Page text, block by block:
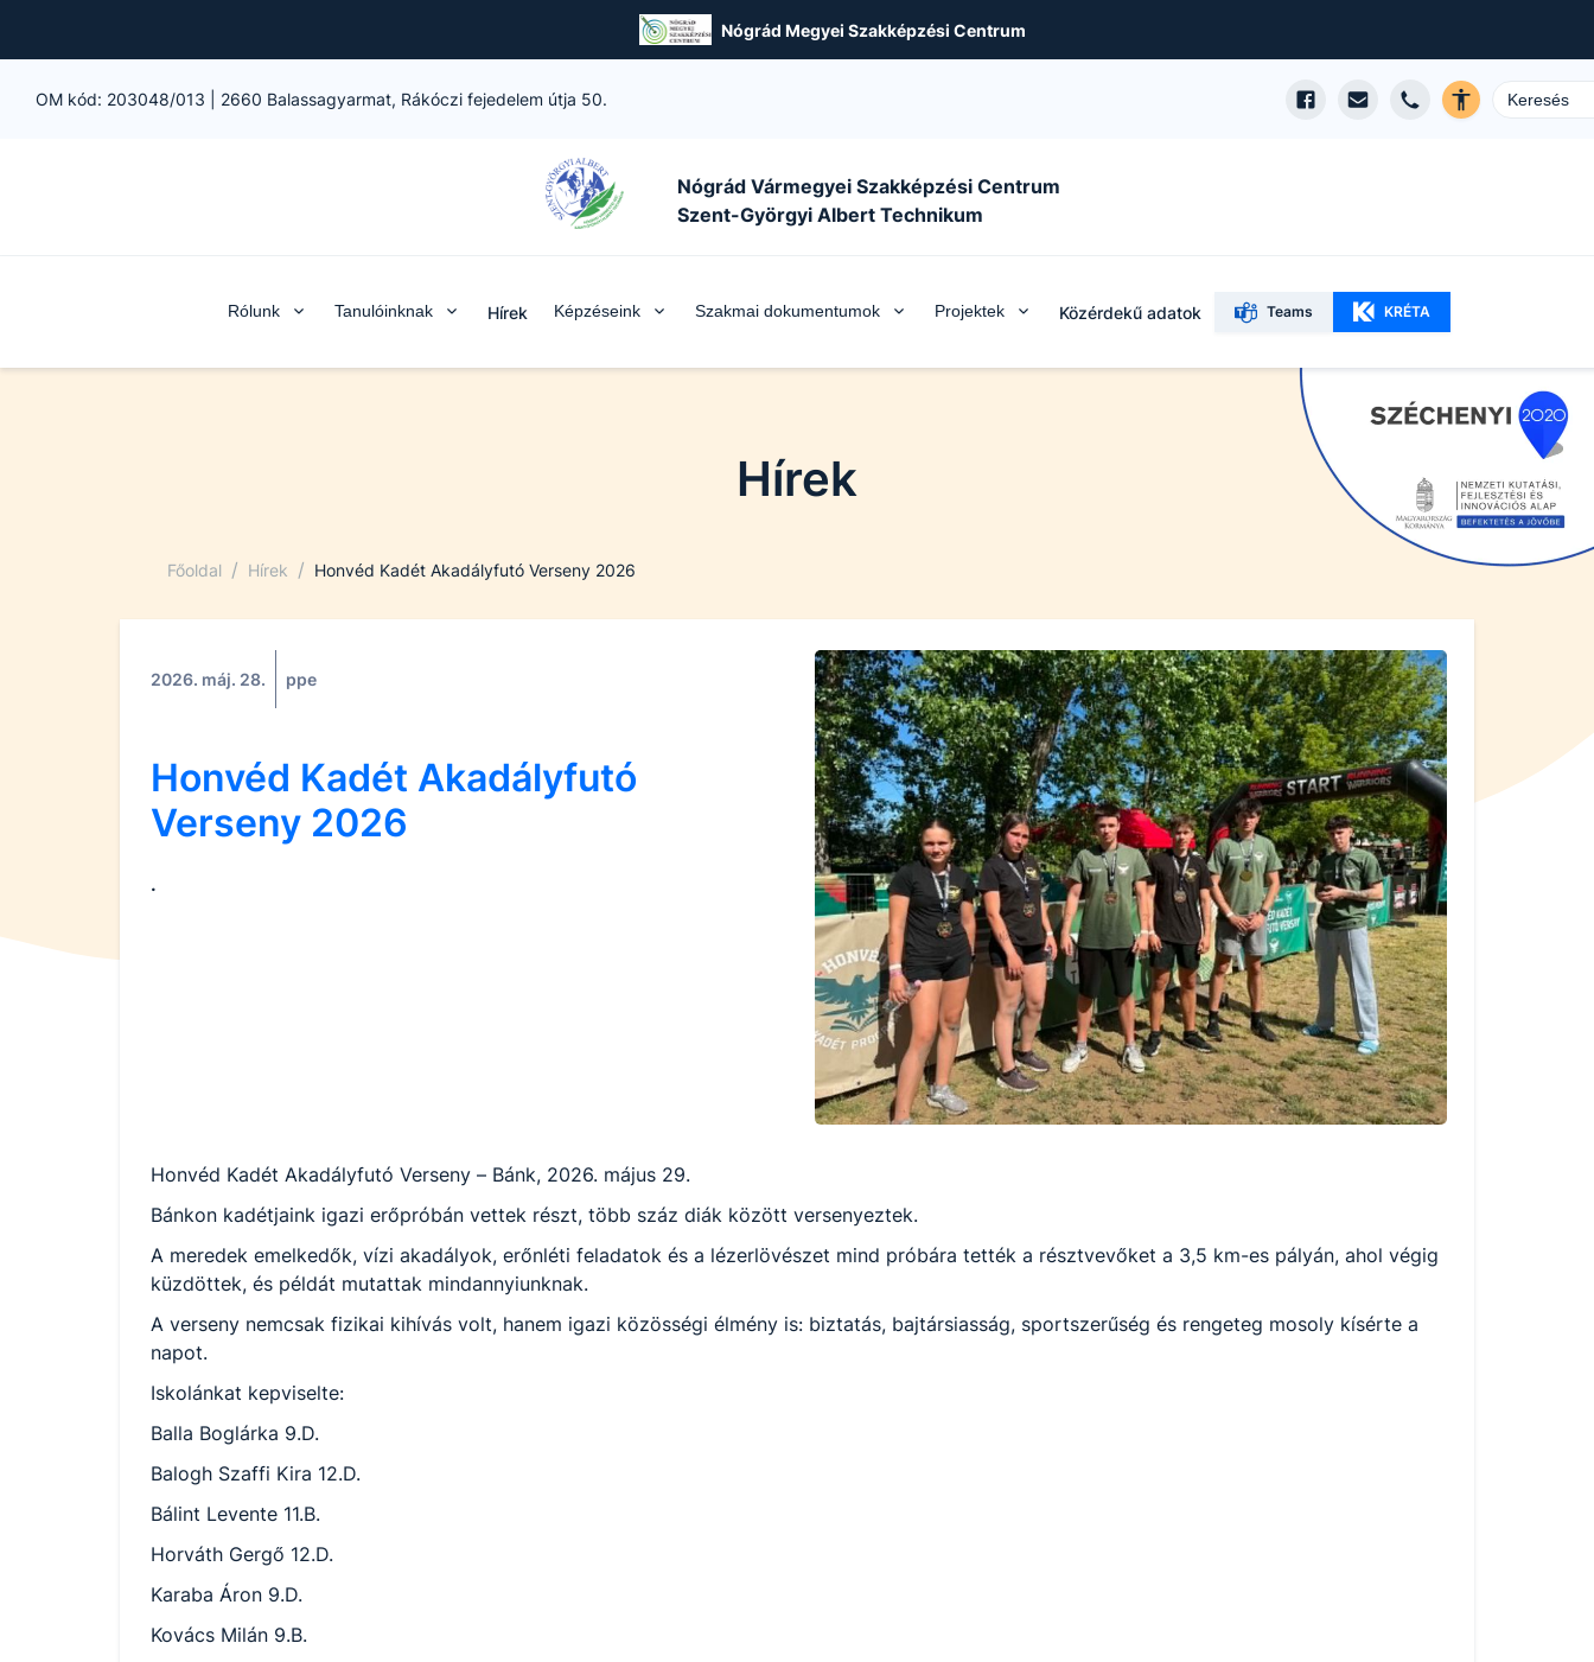
Nógrád Megyei Szakképzési Centrum
OM kód: 203048/013 2660 Balassagyarmat, Rákóczi fejedelem útja 50.
Nógrád Vármegyei Szakképzési Centrum
Szent-Györgyi Albert Technikum
Rólunk Tanulóinknak Hírek Képzéseink Szakmai dokumentumok Projektek Közérdekű adatok Teams KRÉTA
Hírek
Főoldal / Hírek / Honvéd Kadét Akadályfutó Verseny 2026
2026. máj. 28. ppe
Honvéd Kadét Akadályfutó
Verseny 2026
.
Honvéd Kadét Akadályfutó Verseny – Bánk, 2026. május 29.
Bánkon kadétjaink igazi erőpróbán vettek részt, több száz diák között versenyeztek.
A meredek emelkedők, vízi akadályok, erőnléti feladatok és a lézerlövészet mind próbára tették a résztvevőket a 3,5 km-es pályán, ahol végig
küzdöttek, és példát mutattak mindannyiunknak.
A verseny nemcsak fizikai kihívás volt, hanem igazi közösségi élmény is: biztatás, bajtársiasság, sportszerűség és rengeteg mosoly kísérte a
napot.
Iskolánkat kepviselte:
Balla Boglárka 9.D.
Balogh Szaffi Kira 12.D.
Bálint Levente 11.B.
Horváth Gergő 12.D.
Karaba Áron 9.D.
Kovács Milán 9.B.